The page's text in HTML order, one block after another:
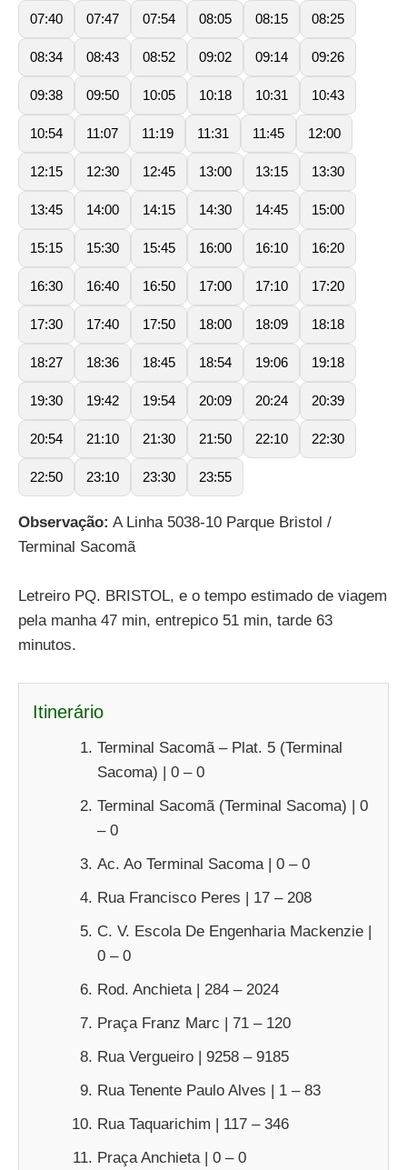
07:40 07:47 07:54 08:05 08:15 08:25
08:34 08:43 08:52 09:02 09:14 09:26
09:38 09:50 10:05 10:18 10:31 10:43
10:54 11:07 11:19 11:31 11:45 12:00
12:15 12:30 12:45 13:00 13:15 13:30
13:45 14:00 14:15 14:30 14:45 15:00
15:15 15:30 15:45 16:00 16:10 16:20
16:30 16:40 16:50 17:00 17:10 17:20
17:30 17:40 17:50 18:00 18:09 18:18
18:27 18:36 18:45 18:54 19:06 19:18
19:30 19:42 19:54 20:09 20:24 20:39
20:54 21:10 21:30 21:50 22:10 22:30
22:50 23:10 23:30 23:55
Observação: A Linha 5038-10 Parque Bristol /
Terminal Sacomã
Letreiro PQ. BRISTOL, e o tempo estimado de viagem
pela manha 47 min, entrepico 51 min, tarde 63
minutos.
Itinerário
Terminal Sacomã – Plat. 5 (Terminal
Sacoma) | 0 – 0
Terminal Sacomã (Terminal Sacoma) | 0
– 0
Ac. Ao Terminal Sacoma | 0 – 0
Rua Francisco Peres | 17 – 208
C. V. Escola De Engenharia Mackenzie |
0 – 0
Rod. Anchieta | 284 – 2024
Praça Franz Marc | 71 – 120
Rua Vergueiro | 9258 – 9185
Rua Tenente Paulo Alves | 1 – 83
Rua Taquarichim | 117 – 346
Praça Anchieta | 0 – 0